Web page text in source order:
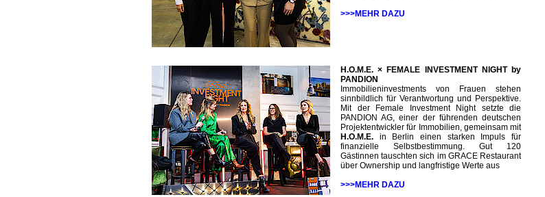
>>>MEHR DAZU
H.O.M.E. × FEMALE INVESTMENT NIGHT by
PANDION
Immobilieninvestments von Frauen stehen
sinnbildlich für Verantwortung und Perspektive.
Mit der Female Investment Night setzte die
PANDION AG, einer der führenden deutschen
Projektentwickler für Immobilien, gemeinsam mit
H.O.M.E. in Berlin einen starken Impuls für
finanzielle Selbstbestimmung. Gut 120
Gästinnen tauschten sich im GRACE Restaurant
über Ownership und langfristige Werte aus
>>>MEHR DAZU